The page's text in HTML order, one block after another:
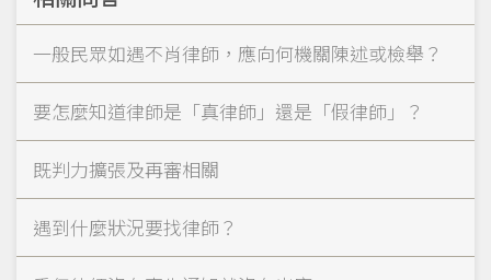
一般民眾如遇不肖律師，應向何機關陳述或檢舉？
要怎麼知道律師是「真律師」還是「假律師」？
既判力擴張及再審相關
遇到什麼狀況要找律師？